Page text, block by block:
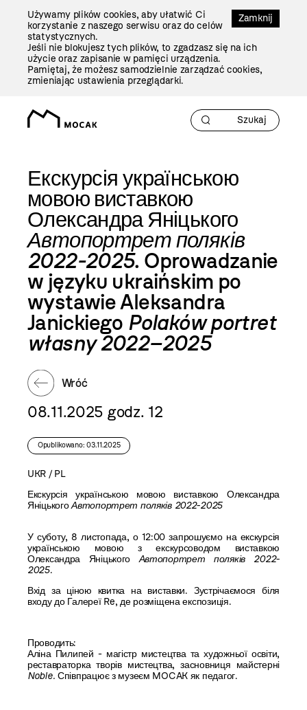
Zamknij
Używamy plików cookies, aby ułatwić Ci
korzystanie z naszego serwisu oraz do celów
statystycznych.
Jeśli nie blokujesz tych plików, to zgadzasz się na ich
użycie oraz zapisanie w pamięci urządzenia.
Pamiętaj, że możesz samodzielnie zarządzać cookies,
zmieniając ustawienia przeglądarki.
Екскурсія українською
мовою виставкою
Олександра Яніцького
Автопортрет поляків
2022-2025. Oprowadzanie
w języku ukraińskim po
wystawie Aleksandra
Janickiego Polaków portret
własny 2022–2025
Wróć
08.11.2025 godz. 12
Opublikowano: 03.11.2025
UKR / PL
Екскурсія українською мовою виставкою Олександра
ЯніцькогоАвтопортрет поляків 2022-2025
У суботу, 8 листопада, о 12:00 запрошуємо на екскурсія
українською мовою з екскурсоводом виставкою
Олександра ЯніцькогоАвтопортрет поляків 2022-
2025.
Вхід за ціною квитка на виставки. Зустрічаємося біля
входу до Галереї Re, де розміщена експозиція.
Проводить:
Аліна Пилипей - магістр мистецтва та художньої освіти,
реставраторка творів мистецтва, засновниця майстерні
Noble. Співпрацює з музеєм MOCAK як педагог.